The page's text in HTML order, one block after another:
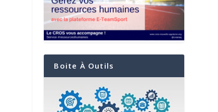
Boite À Outils